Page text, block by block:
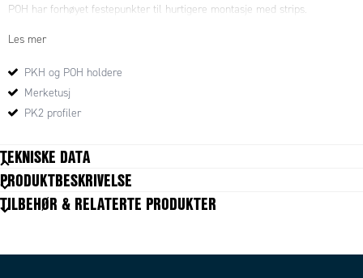
POH har forhøyet festepunkter til hurtigere montasje med strips.
Les mer
PKH og POH holdere
Merketusj
PK2 profiler
TEKNISKE DATA
Bredde 12 mm
PRODUKTBESKRIVELSE
TILBEHØR & RELATERTE PRODUKTER